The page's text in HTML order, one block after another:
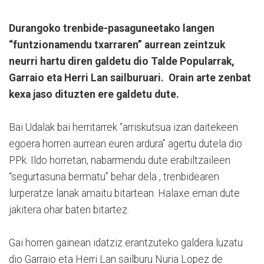
Durangoko trenbide-pasaguneetako langen
“funtzionamendu txarraren” aurrean zeintzuk
neurri hartu diren galdetu dio Talde Popularrak,
Garraio eta Herri Lan sailburuari. Orain arte zenbat
kexa jaso dituzten ere galdetu dute.
Bai Udalak bai herritarrek “arriskutsua izan daitekeen
egoera horren aurrean euren ardura” agertu dutela dio
PPk. Ildo horretan, nabarmendu dute erabiltzaileen
“segurtasuna bermatu” behar dela , trenbidearen
lurperatze lanak amaitu bitartean. Halaxe eman dute
jakitera ohar baten bitartez.
Gai horren gainean idatziz erantzuteko galdera luzatu
dio Garraio eta Herri Lan sailburu Nuria Lopez de